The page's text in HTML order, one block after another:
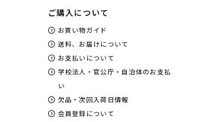
ご購入について
お買い物ガイド
送料、お届けについて
お支払いについて
学校法人・官公庁・自治体のお支払
い
欠品・次回入荷日情報
会員登録について